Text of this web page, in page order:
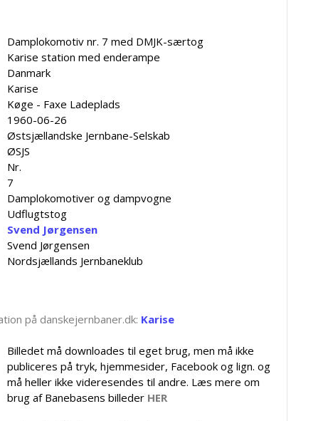
Damplokomotiv nr. 7 med DMJK-særtog
Karise station med enderampe
Danmark
Karise
Køge - Faxe Ladeplads
1960-06-26
Østsjællandske Jernbane-Selskab
ØSJS
Nr.
7
Damplokomotiver og dampvogne
Udflugtstog
Svend Jørgensen
Svend Jørgensen
Nordsjællands Jernbaneklub
på danskejernbaner.dk: Karise
Billedet må downloades til eget brug, men må ikke
publiceres på tryk, hjemmesider, Facebook og lign. og
må heller ikke videresendes til andre. Læs mere om
brug af Banebasens billeder HER